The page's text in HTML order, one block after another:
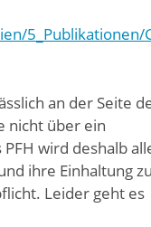
an der Seite
nicht über ein
wird deshalb
ihre Einhaltung zu
Leider geht es